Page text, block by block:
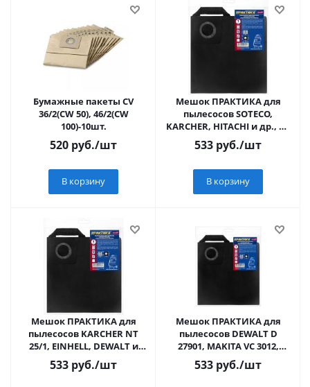
Бумажные пакеты СV
36/2(CW 50), 46/2(CW
100)-10шт.
520 руб./шт
В корзину
Мешок ПРАКТИКА для
пылесосов SOTECO,
KARCHER, HITACHI и др., до
38л, МНОГОРАЗОВЫЙ,
синтетика, 1шт.
533 руб./шт
В корзину
Мешок ПРАКТИКА для
пылесосов KARCHER NT
25/1, EINHELL, DEWALT и
др., до 30л,
МНОГОРАЗОВЫЙ,
533 руб./шт
Мешок ПРАКТИКА для
пылесосов DEWALT D
27901, MAKITA VC 3012,
KARCHER NT 27/1, BOSCH
GAS 35до 36л, МН
533 руб./шт